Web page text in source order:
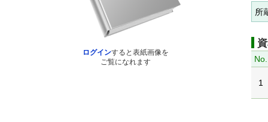
ログインすると表紙画像を
ご覧になれます
所
No.
1